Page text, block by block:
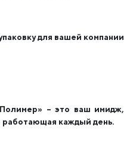
для вашей компании
– это ваш имидж,
работающая каждый день.